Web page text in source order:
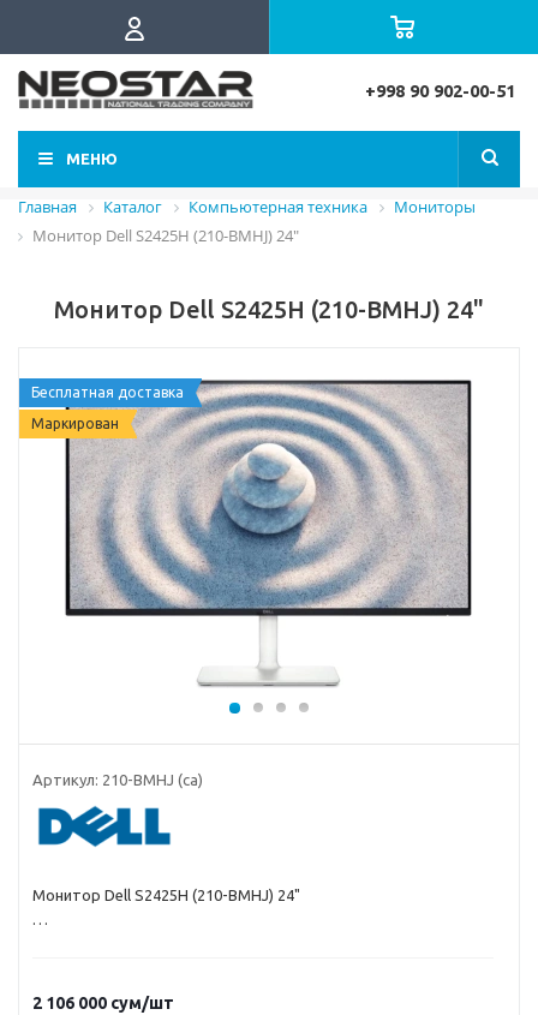
+998 90 902-00-51
МЕНЮ
Главная Каталог Компьютерная техника
Мониторы
Монитор Dell S2425H (210-BMHJ) 24"
Монитор Dell S2425H (210-BMHJ) 24"
Бесплатная доставка
Маркирован
Артикул: 210-BMHJ (ca)
Монитор Dell S2425H (210-BMHJ) 24"
2 106 000 сум/шт